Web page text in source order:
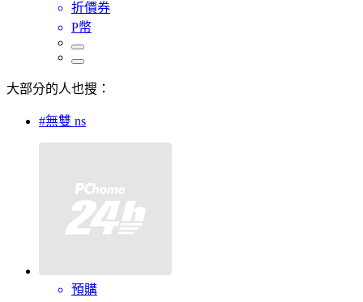
折價券
P幣
大部分的人也搜：
#無雙 ns
預購